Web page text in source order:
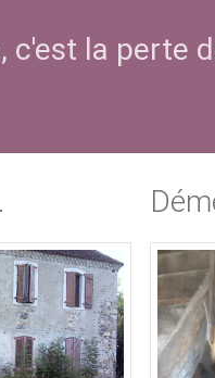
c'est la perte